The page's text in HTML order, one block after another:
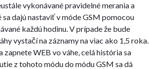
vykonávané pravidelné merania a
dajú nastaviť v móde GSM pomocou
každú hodinu. V prípade že bude
vystačí na záznamy na viac ako 1,5 roka.
WEB vo váhe, celá história sa
z tohoto módu do módu GSM sa dá